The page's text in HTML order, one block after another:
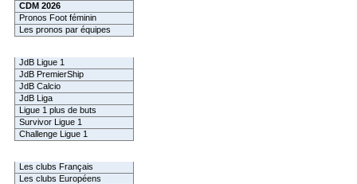
CDM 2026
Pronos Foot féminin
Les pronos par équipes
JdB Ligue 1
JdB PremierShip
JdB Calcio
JdB Liga
Ligue 1 plus de buts
Survivor Ligue 1
Challenge Ligue 1
Les clubs Français
Les clubs Européens